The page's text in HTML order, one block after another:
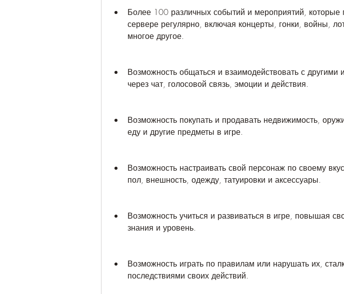
Более 100 различных событий и мероприятий, которые
сервере регулярно, включая концерты, гонки, войны,
многое другое.
Возможность общаться и взаимодействовать с другими
через чат, голосовой связь, эмоции и действия.
Возможность покупать и продавать недвижимость,
еду и другие предметы в игре.
Возможность настраивать свой персонаж по своему
пол, внешность, одежду, татуировки и аксессуары.
Возможность учиться и развиваться в игре, повышая
знания и уровень.
Возможность играть по правилам или нарушать их,
последствиями своих действий.